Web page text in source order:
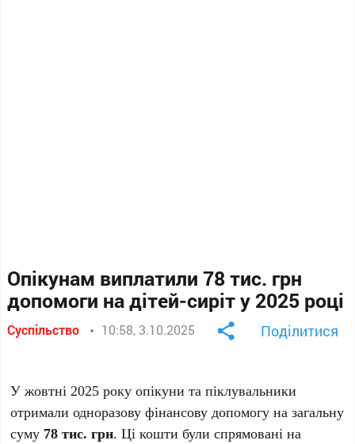
Опікунам виплатили 78 тис. грн
допомоги на дітей-сиріт у 2025 році
Суспільство 10:58, 3.10.2025 Поділитися
У жовтні 2025 року опікуни та піклувальники
отримали одноразову фінансову допомогу на загальну
суму 78 тис. грн. Ці кошти були спрямовані на